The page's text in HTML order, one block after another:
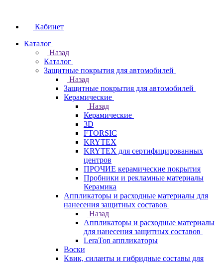
Кабинет
Каталог
Назад
Каталог
Защитные покрытия для автомобилей
Назад
Защитные покрытия для автомобилей
Керамические
Назад
Керамические
3D
FTORSIC
KRYTEX
KRYTEX для сертифицированных
центров
ПРОЧИЕ керамические покрытия
Пробники и рекламные материалы
Керамика
Аппликаторы и расходные материалы для
нанесения защитных составов
Назад
Аппликаторы и расходные материалы
для нанесения защитных составов
LeraTon аппликаторы
Воски
Квик, силанты и гибридные составы для